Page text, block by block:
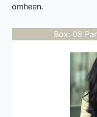
omheen.
Box: 08